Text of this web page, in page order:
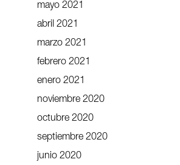
mayo 2021
abril 2021
marzo 2021
febrero 2021
enero 2021
noviembre 2020
octubre 2020
septiembre 2020
junio 2020